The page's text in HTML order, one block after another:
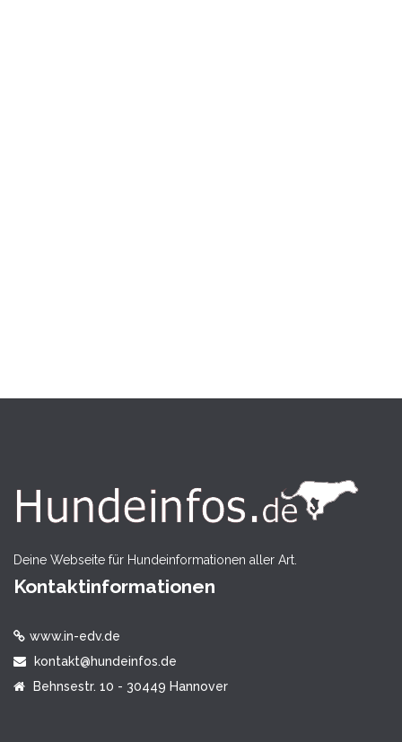
Deine Webseite für Hundeinformationen aller Art.
Kontaktinformationen
www.in-edv.de
kontakt@hundeinfos.de
Behnsestr. 10 - 30449 Hannover